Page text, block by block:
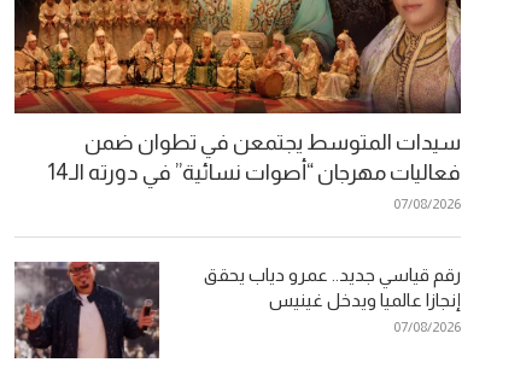
سيدات المتوسط يجتمعن في تطوان ضمن
فعاليات مهرجان “أصوات نسائية” في دورته الـ14
07/08/2026
رقم قياسي جديد.. عمرو دياب يحقق
إنجازا عالميا ويدخل غينيس
07/08/2026